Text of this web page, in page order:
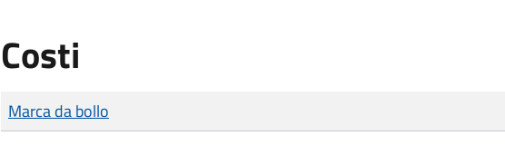
Costi
Tipo di pagamento
Importo
Marca da bollo